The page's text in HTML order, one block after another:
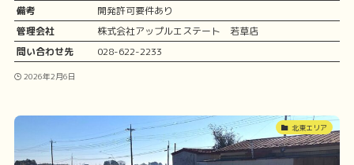
備考
開発許可要件あり
管理会社
株式会社アップルエステート 若草店
問い合わせ先
028-622-2233
2026年2月6日
北東エリア